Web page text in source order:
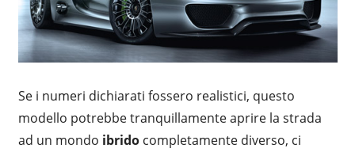
Se i numeri dichiarati fossero realistici, questo
modello potrebbe tranquillamente aprire la strada
ad un mondo ibridocompletamente diverso, ci